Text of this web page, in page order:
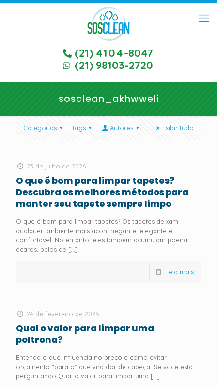
(21) 4104-8047
(21) 98103-2720
sosclean_akhwweli
Categorias Tags Autores Exibir tudo
23 de julho de 2026
O que é bom para limpar tapetes?
Descubra os melhores métodos para
manter seu tapete sempre limpo
O que é bom para limpar tapetes? Os tapetes deixam
qualquer ambiente mais aconchegante, elegante e
confortável. No entanto, eles também acumulam poeira,
ácaros, pelos de […]
Leia mais
24 de fevereiro de 2026
Qual o valor para limpar uma
poltrona?
Entenda o que influencia no preço e como evitar
orçamento “barato” que vira dor de cabeça. Se você está
perguntando Qual o valor para limpar uma […]